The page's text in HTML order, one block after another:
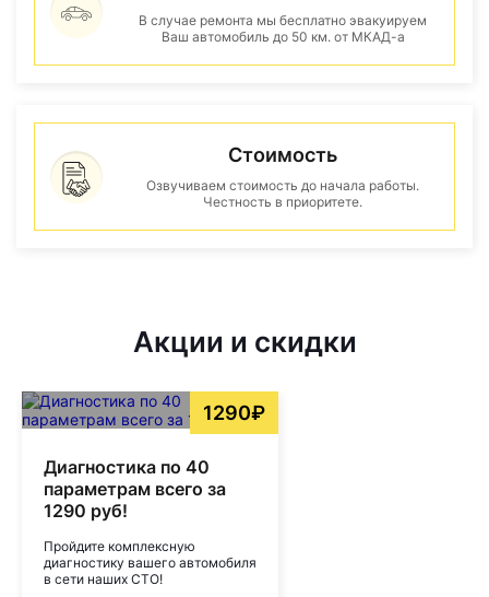
В случае ремонта мы бесплатно эвакуируем
Ваш автомобиль до 50 км. от МКАД-а
Стоимость
Озвучиваем стоимость до начала работы.
Честность в приоритете.
Акции и скидки
1290₽
Диагностика по 40
параметрам всего за
1290 руб!
Пройдите комплексную
диагностику вашего автомобиля
в сети наших СТО!